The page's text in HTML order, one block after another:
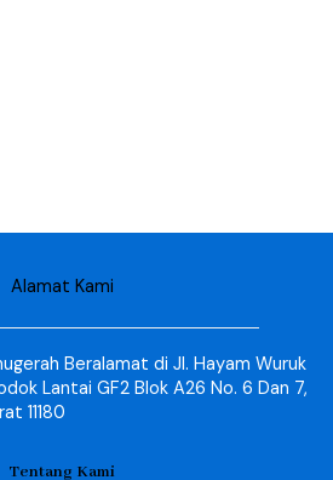
Alamat Kami
Beralamat di Jl. Hayam Wuruk
Lantai GF2 Blok A26 No. 6 Dan 7,
11180
Tentang Kami